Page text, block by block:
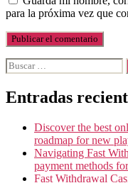
para la próxima vez que
Buscar:
Entradas
Discover the best
roadmap for new
Navigating Fast
payment methods
Fast Withdrawal